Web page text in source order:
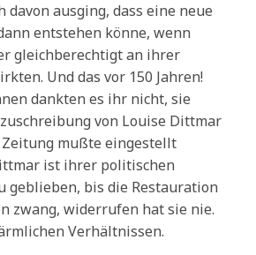
ausging, dass eine neue
entstehen könne, wenn
gleichberechtigt an ihrer
Und das vor 150 Jahren!
dankten es ihr nicht, sie
von Louise Dittmar
Zeitung mußte eingestellt
ist ihrer politischen
geblieben, bis die Restauration
zwang, widerrufen hat sie nie.
Verhältnissen.